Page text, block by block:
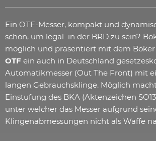
Ein OTF-Messer, kompakt und
schön, um legal in der BRD zu sein?
möglich und präsentiert mit dem Böker
OTF ein auch in Deutschland
Automatikmesser (Out The Front) mit
langen Gebrauchsklinge. Möglich
Einstufung des BKA (Aktenzeichen
unter welcher das Messer aufgrund
Klingenabmessungen nicht als Waffe